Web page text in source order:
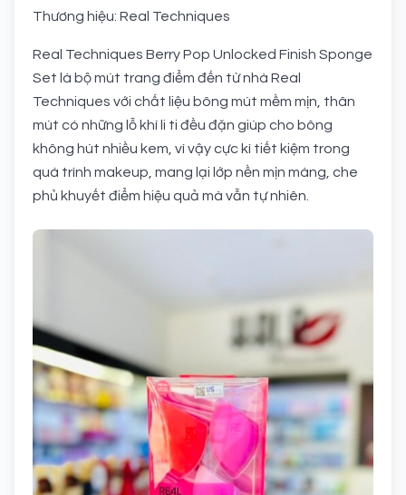
Thương hiệu: Real Techniques
Real Techniques Berry Pop Unlocked Finish Sponge
Set là bộ mút trang điểm đến từ nhà Real
Techniques với chất liệu bông mút mềm mịn, thân
mút có những lỗ khí li ti đều đặn giúp cho bông
không hút nhiều kem, vì vậy cực kì tiết kiệm trong
quá trình makeup, mang lại lớp nền mịn màng, che
phủ khuyết điểm hiệu quả mà vẫn tự nhiên.